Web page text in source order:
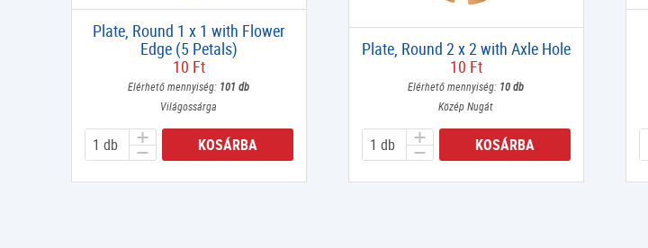
Plate, Round 1 x 1 with Flower
Edge (5 Petals)
10 Ft
Elérhető mennyiség: 101 db
Világossárga
KOSÁRBA
Plate, Round 2 x 2 with Axle Hole
10 Ft
Elérhető mennyiség: 10 db
Közép Nugát
KOSÁRBA